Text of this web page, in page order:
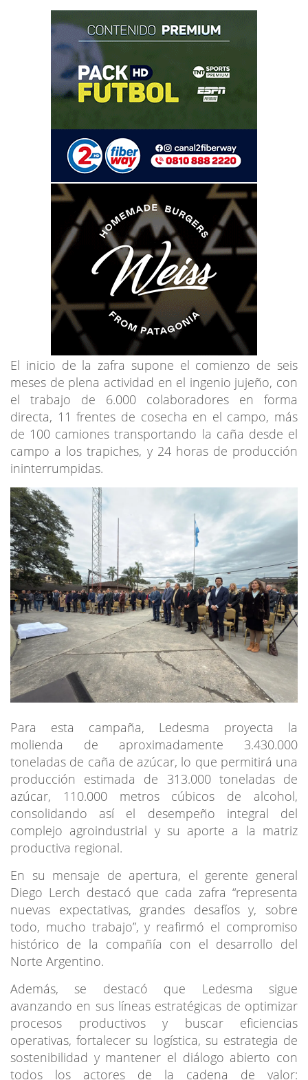
El inicio de la zafra supone el comienzo de seis
meses de plena actividad en el ingenio jujeño, con
el trabajo de 6.000 colaboradores en forma
directa, 11 frentes de cosecha en el campo, más
de 100 camiones transportando la caña desde el
campo a los trapiches, y 24 horas de producción
ininterrumpidas.
Para esta campaña, Ledesma proyecta la
molienda de aproximadamente 3.430.000
toneladas de caña de azúcar, lo que permitirá una
producción estimada de 313.000 toneladas de
azúcar, 110.000 metros cúbicos de alcohol,
consolidando así el desempeño integral del
complejo agroindustrial y su aporte a la matriz
productiva regional.
En su mensaje de apertura, el gerente general
Diego Lerch destacó que cada zafra “representa
nuevas expectativas, grandes desafíos y, sobre
todo, mucho trabajo”, y reafirmó el compromiso
histórico de la compañía con el desarrollo del
Norte Argentino.
Además, se destacó que Ledesma sigue
avanzando en sus líneas estratégicas de optimizar
procesos productivos y buscar eficiencias
operativas, fortalecer su logística, su estrategia de
sostenibilidad y mantener el diálogo abierto con
todos los actores de la cadena de valor: